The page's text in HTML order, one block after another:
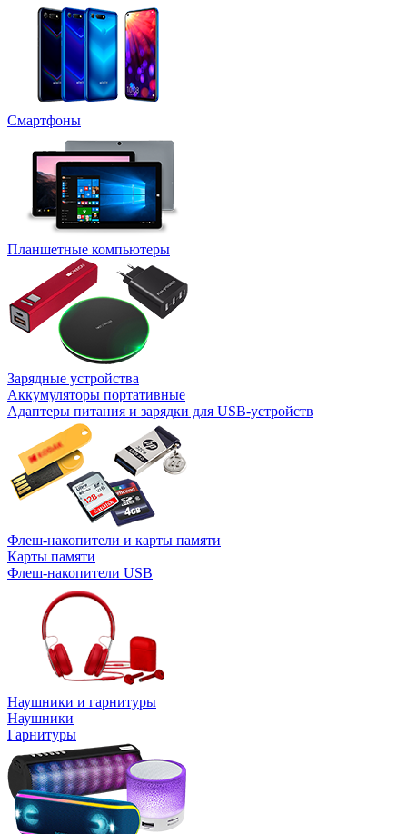
Смартфоны
Планшетные компьютеры
Зарядные устройства
Аккумуляторы портативные
Адаптеры питания и зарядки для USB-устройств
Флеш-накопители и карты памяти
Карты памяти
Флеш-накопители USB
Наушники и гарнитуры
Наушники
Гарнитуры